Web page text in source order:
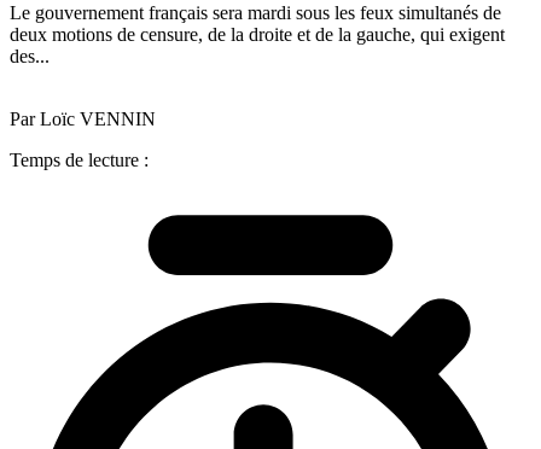
Le gouvernement français sera mardi sous les feux simultanés de
deux motions de censure, de la droite et de la gauche, qui exigent
des...
Par Loïc VENNIN
Temps de lecture :